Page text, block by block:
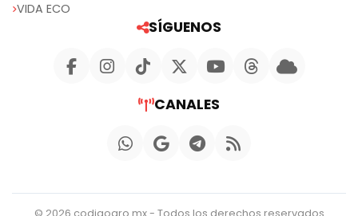
VIDA ECO
SÍGUENOS
CANALES
© 2026 codigoqro.mx - Todos los derechos reservados